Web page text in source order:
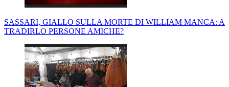
SASSARI, GIALLO SULLA MORTE DI WILLIAM MANCA: A
TRADIRLO PERSONE AMICHE?